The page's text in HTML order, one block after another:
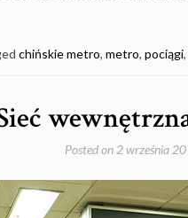
chińskie metro, metro, pociągi,
Posted on 2 września